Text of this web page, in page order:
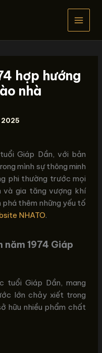
hợp hướng
nhà
2025
Giáp Dần, với bản
mình sự thông minh
phi thường trước mọi
gia tăng vượng khí
phá thêm những yếu tố
NHATO.
năm 1974 Giáp
tuổi Giáp Dần, mang
lớn chảy xiết trong
hữu nhiều phẩm chất